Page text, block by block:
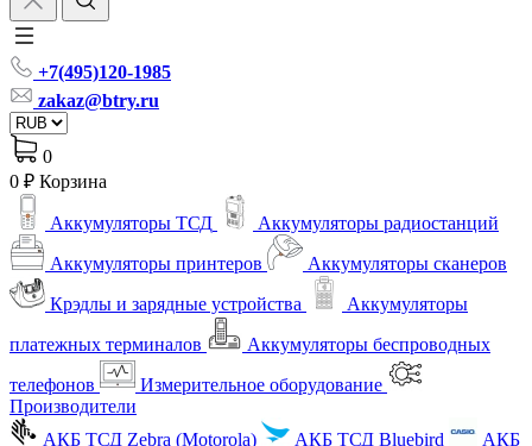
+7(495)120-1985
zakaz@btry.ru
0
0 ₽ Корзина
Аккумуляторы ТСД
Аккумуляторы радиостанций
Аккумуляторы принтеров
Аккумуляторы сканеров
Крэдлы и зарядные устройства
Аккумуляторы
платежных терминалов
Аккумуляторы беспроводных
телефонов
Измерительное оборудование
Производители
АКБ ТСД Zebra (Motorola)
АКБ ТСД Bluebird
АКБ